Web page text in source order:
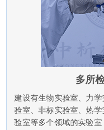
多所
建设有生物实验室、力
验室、非标实验室、热
验室等多个领域的实验